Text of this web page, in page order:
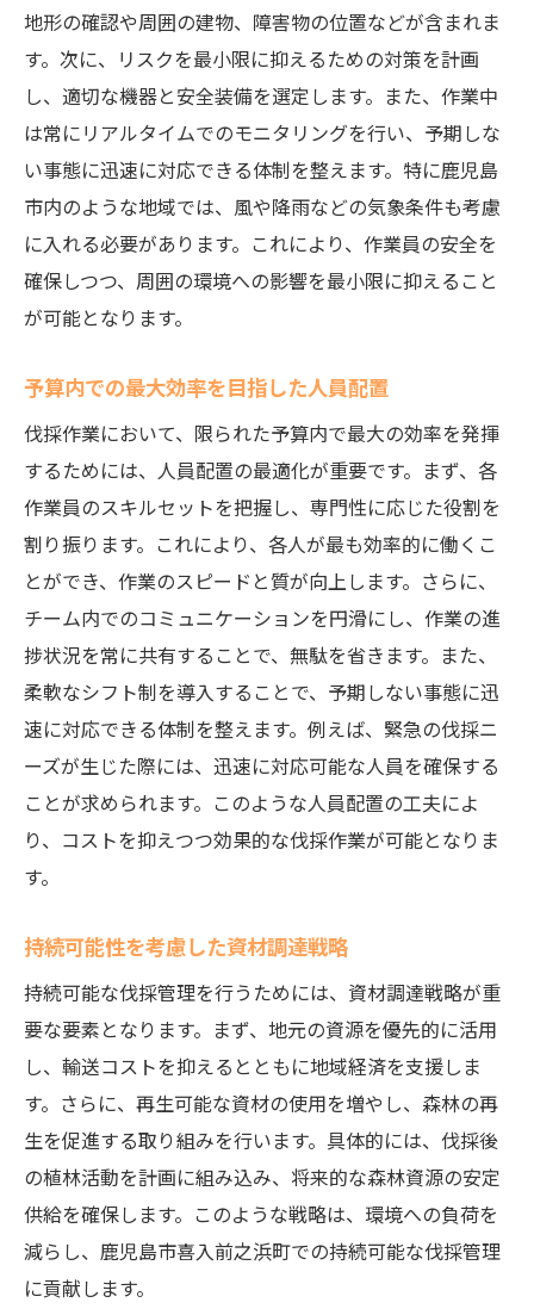
地形の確認や周囲の建物、障害物の位置などが含まれま
す。次に、リスクを最小限に抑えるための対策を計画
し、適切な機器と安全装備を選定します。また、作業中
は常にリアルタイムでのモニタリングを行い、予期しな
い事態に迅速に対応できる体制を整えます。特に鹿児島
市内のような地域では、風や降雨などの気象条件も考慮
に入れる必要があります。これにより、作業員の安全を
確保しつつ、周囲の環境への影響を最小限に抑えること
が可能となります。
予算内での最大効率を目指した人員配置
伐採作業において、限られた予算内で最大の効率を発揮
するためには、人員配置の最適化が重要です。まず、各
作業員のスキルセットを把握し、専門性に応じた役割を
割り振ります。これにより、各人が最も効率的に働くこ
とができ、作業のスピードと質が向上します。さらに、
チーム内でのコミュニケーションを円滑にし、作業の進
捗状況を常に共有することで、無駄を省きます。また、
柔軟なシフト制を導入することで、予期しない事態に迅
速に対応できる体制を整えます。例えば、緊急の伐採ニ
ーズが生じた際には、迅速に対応可能な人員を確保する
ことが求められます。このような人員配置の工夫によ
り、コストを抑えつつ効果的な伐採作業が可能となりま
す。
持続可能性を考慮した資材調達戦略
持続可能な伐採管理を行うためには、資材調達戦略が重
要な要素となります。まず、地元の資源を優先的に活用
し、輸送コストを抑えるとともに地域経済を支援しま
す。さらに、再生可能な資材の使用を増やし、森林の再
生を促進する取り組みを行います。具体的には、伐採後
の植林活動を計画に組み込み、将来的な森林資源の安定
供給を確保します。このような戦略は、環境への負荷を
減らし、鹿児島市喜入前之浜町での持続可能な伐採管理
に貢献します。